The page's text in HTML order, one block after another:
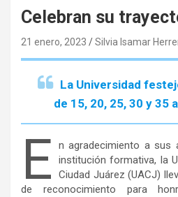
Celebran su
21 enero, 2023 Silvia Isamar
La Universidad
de 15, 20, 25, 30 y 35
E
n agradecimiento a sus
institución formativa, la
Ciudad Juárez (UACJ)
de reconocimiento para